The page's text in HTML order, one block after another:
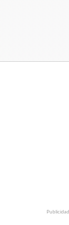
Publicidad